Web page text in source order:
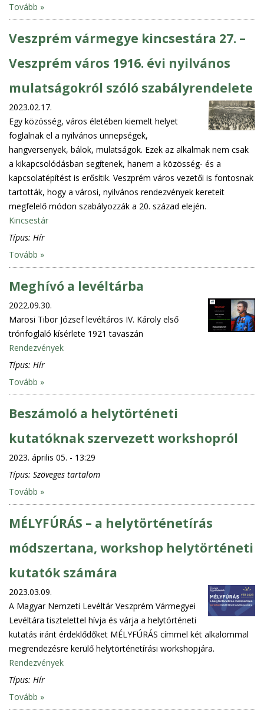
Tovább »
Veszprém vármegye kincsestára 27. –
Veszprém város 1916. évi nyilvános
mulatságokról szóló szabályrendelete
2023.02.17.
Egy közösség, város életében kiemelt helyet
foglalnak el a nyilvános ünnepségek,
hangversenyek, bálok, mulatságok. Ezek az alkalmak nem csak
a kikapcsolódásban segítenek, hanem a közösség- és a
kapcsolatépítést is erősítik. Veszprém város vezetői is fontosnak
tartották, hogy a városi, nyilvános rendezvények kereteit
megfelelő módon szabályozzák a 20. század elején.
Kincsestár
Típus: Hír
Tovább »
Meghívó a levéltárba
2022.09.30.
Marosi Tibor József levéltáros IV. Károly első
trónfoglaló kísérlete 1921 tavaszán
Rendezvények
Típus: Hír
Tovább »
Beszámoló a helytörténeti
kutatóknak szervezett workshopról
2023. április 05. - 13:29
Típus: Szöveges tartalom
Tovább »
MÉLYFÚRÁS – a helytörténetírás
módszertana, workshop helytörténeti
kutatók számára
2023.03.09.
A Magyar Nemzeti Levéltár Veszprém Vármegyei
Levéltára tisztelettel hívja és várja a helytörténeti
kutatás iránt érdeklődőket MÉLYFÚRÁS címmel két alkalommal
megrendezésre kerülő helytörténetírási workshopjára.
Rendezvények
Típus: Hír
Tovább »